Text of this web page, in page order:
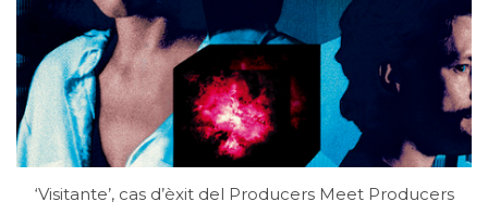
‘Visitante’, cas d’èxit del Producers Meet Producers